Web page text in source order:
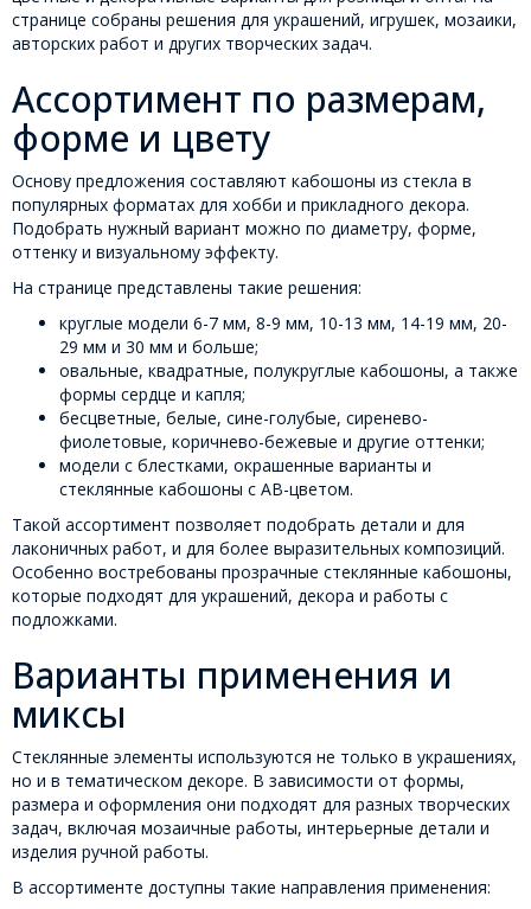
странице собраны решения для украшений, игрушек, мозаики,
авторских работ и других творческих задач.
Ассортимент по размерам,
форме и цвету
Основу предложения составляют кабошоны из стекла в
популярных форматах для хобби и прикладного декора.
Подобрать нужный вариант можно по диаметру, форме,
оттенку и визуальному эффекту.
На странице представлены такие решения:
круглые модели 6-7 мм, 8-9 мм, 10-13 мм, 14-19 мм, 20-
29 мм и 30 мм и больше;
овальные, квадратные, полукруглые кабошоны, а также
формы сердце и капля;
бесцветные, белые, сине-голубые, сиренево-
фиолетовые, коричнево-бежевые и другие оттенки;
модели с блестками, окрашенные варианты и
стеклянные кабошоны с AB-цветом.
Такой ассортимент позволяет подобрать детали и для
лаконичных работ, и для более выразительных композиций.
Особенно востребованы прозрачные стеклянные кабошоны,
которые подходят для украшений, декора и работы с
подложками.
Варианты применения и
миксы
Стеклянные элементы используются не только в украшениях,
но и в тематическом декоре. В зависимости от формы,
размера и оформления они подходят для разных творческих
задач, включая мозаичные работы, интерьерные детали и
изделия ручной работы.
В ассортименте доступны такие направления применения: